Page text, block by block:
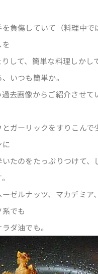
負傷していて（料理中で
して、簡単な料理しかし
いつも簡単か。
去画像からご紹介させて
ガーリックをすりこんで
に
たのをたっぷりつけて、
ゼルナッツ、マカデミア
でも
ダ油でも。